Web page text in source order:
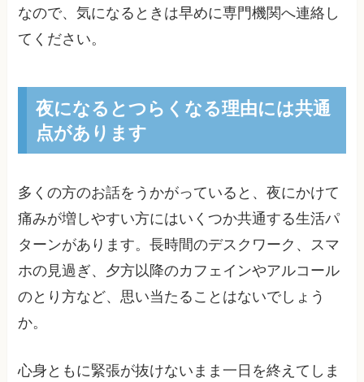
なので、気になるときは早めに専門機関へ連絡し
てください。
夜になるとつらくなる理由には共通
点があります
多くの方のお話をうかがっていると、夜にかけて
痛みが増しやすい方にはいくつか共通する生活パ
ターンがあります。長時間のデスクワーク、スマ
ホの見過ぎ、夕方以降のカフェインやアルコール
のとり方など、思い当たることはないでしょう
か。
心身ともに緊張が抜けないまま一日を終えてしま